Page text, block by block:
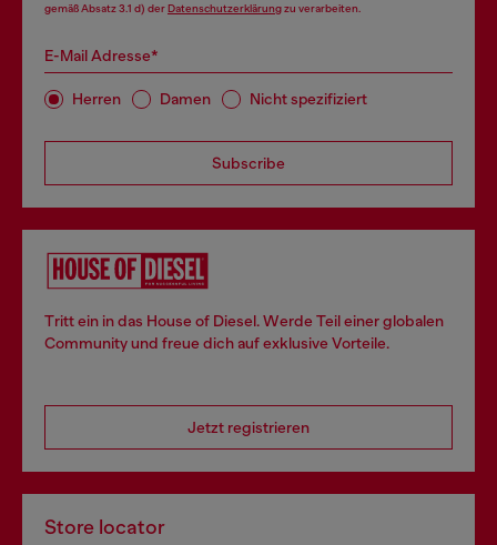
gemäß Absatz 3.1 d) derDatenschutzerklärungzu verarbeiten.
E-Mail Adresse*
Herren Damen Nicht spezifiziert
Subscribe
Tritt ein in das House of Diesel. Werde Teil einer globalen
Community und freue dich auf exklusive Vorteile.
Jetzt registrieren
Store locator